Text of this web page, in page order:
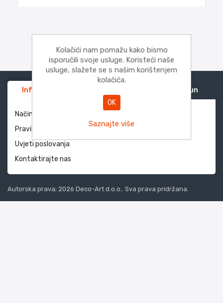
Informacije Moj račun
Način dostave i povrati
Pravila privatnosti
Uvjeti poslovanja
Kontaktirajte nas
Autorska prava; 2026 Deco-Art d.o.o.. Sva prava pridržana.
Kolačići nam pomažu kako bismo
isporučili svoje usluge. Koristeći naše
usluge, slažete se s našim korištenjem
kolačića.
OK
Saznajte više